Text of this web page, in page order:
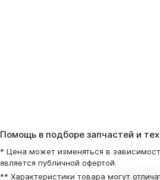
Помощь в подборе запчастей и
* Цена может изменяться в
является публичной офертой.
** Характеристики товара могут